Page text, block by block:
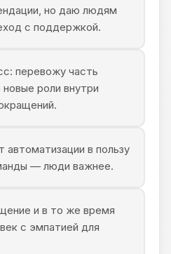
но даю людям
с поддержкой.
перевожу часть
роли внутри
в пользу
— люди важнее.
и в то же время
с эмпатией для